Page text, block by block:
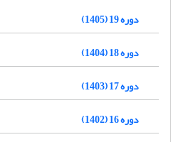
دوره 19 (1405)
دوره 18 (1404)
دوره 17 (1403)
دوره 16 (1402)